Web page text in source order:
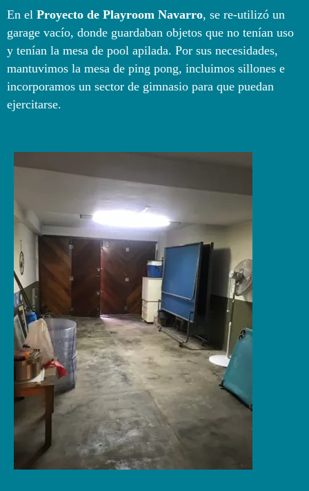
En el Proyecto de Playroom Navarro, se re-utilizó un
garage vacío, donde guardaban objetos que no tenían uso
y tenían la mesa de pool apilada. Por sus necesidades,
mantuvimos la mesa de ping pong, incluimos sillones e
incorporamos un sector de gimnasio para que puedan
ejercitarse.